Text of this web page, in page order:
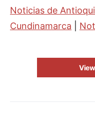
Noticias de
Cundinamarca